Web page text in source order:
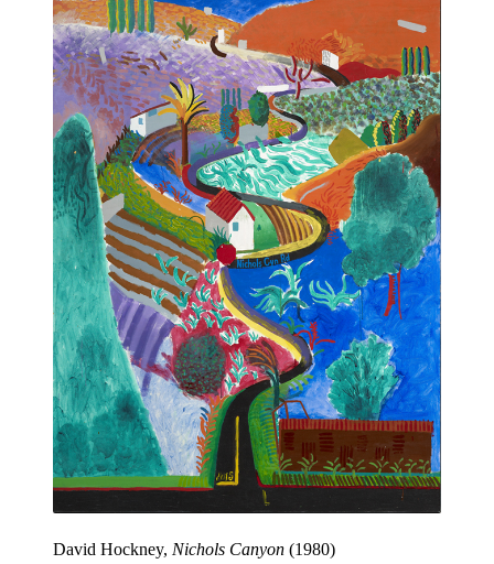
David Hockney, Nichols Canyon (1980)